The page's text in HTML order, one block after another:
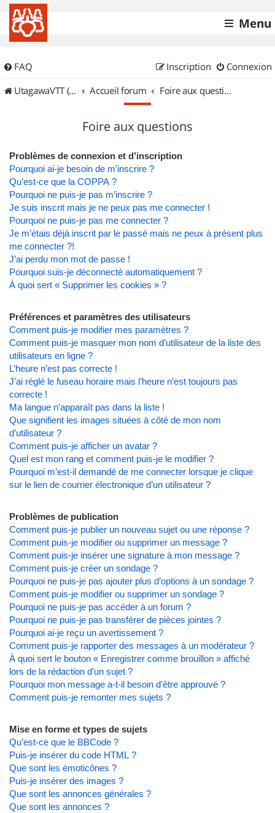
Menu
FAQ Connexion
Inscription
UtagawaVTT (Randos VTT et VTTAE avec traces GPS)
Accueil forum Foire aux questions
Foire aux questions
Problèmes de connexion et d’inscription
Pourquoi ai-je besoin de m’inscrire ?
Qu’est-ce que la COPPA ?
Pourquoi ne puis-je pas m’inscrire ?
Je suis inscrit mais je ne peux pas me connecter !
Pourquoi ne puis-je pas me connecter ?
Je m’étais déjà inscrit par le passé mais ne peux à présent plus
me connecter ?!
J’ai perdu mon mot de passe !
Pourquoi suis-je déconnecté automatiquement ?
À quoi sert « Supprimer les cookies » ?
Préférences et paramètres des utilisateurs
Comment puis-je modifier mes paramètres ?
Comment puis-je masquer mon nom d’utilisateur de la liste des
utilisateurs en ligne ?
L’heure n’est pas correcte !
J’ai réglé le fuseau horaire mais l’heure n’est toujours pas
correcte !
Ma langue n’apparaît pas dans la liste !
Que signifient les images situées à côté de mon nom
d’utilisateur ?
Comment puis-je afficher un avatar ?
Quel est mon rang et comment puis-je le modifier ?
Pourquoi m’est-il demandé de me connecter lorsque je clique
sur le lien de courrier électronique d’un utilisateur ?
Problèmes de publication
Comment puis-je publier un nouveau sujet ou une réponse ?
Comment puis-je modifier ou supprimer un message ?
Comment puis-je insérer une signature à mon message ?
Comment puis-je créer un sondage ?
Pourquoi ne puis-je pas ajouter plus d’options à un sondage ?
Comment puis-je modifier ou supprimer un sondage ?
Pourquoi ne puis-je pas accéder à un forum ?
Pourquoi ne puis-je pas transférer de pièces jointes ?
Pourquoi ai-je reçu un avertissement ?
Comment puis-je rapporter des messages à un modérateur ?
À quoi sert le bouton « Enregistrer comme brouillon » affiché
lors de la rédaction d’un sujet ?
Pourquoi mon message a-t-il besoin d’être approuvé ?
Comment puis-je remonter mes sujets ?
Mise en forme et types de sujets
Qu’est-ce que le BBCode ?
Puis-je insérer du code HTML ?
Que sont les émoticônes ?
Puis-je insérer des images ?
Que sont les annonces générales ?
Que sont les annonces ?